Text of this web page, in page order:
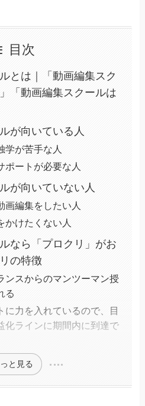
目次
とは｜「動画編集スク
「動画編集スクールは
が向いている人
学が苦手な人
ポートが必要な人
が向いていない人
画編集をしたい人
かけたくない人
なら「プロクリ」がお
の特徴
ンスからのマンツーマン授
る
に力を入れているので、目
化ラインに期間内に到達で
と見る